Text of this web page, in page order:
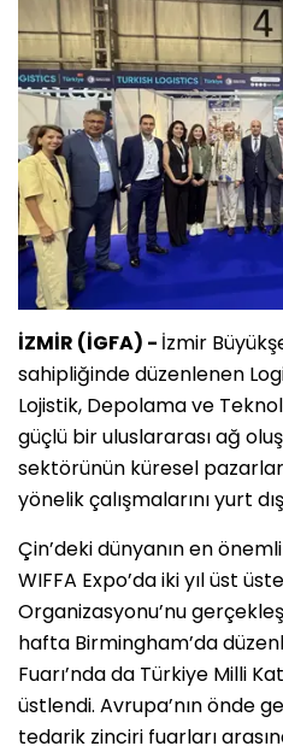
İZMİR (İGFA) - İzmir
sahipliğinde düzenlenen
Lojistik, Depolama ve
güçlü bir uluslararası ağ
sektörünün küresel
yönelik çalışmalarını yurt
Çin’deki dünyanın en
WIFFA Expo’da iki yıl üst
Organizasyonu’nu
hafta Birmingham’da
Fuarı’nda da Türkiye Milli
üstlendi. Avrupa’nın önde
tedarik zinciri fuarları